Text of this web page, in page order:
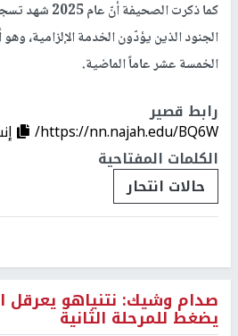
الجنود الذين يؤدّون الخدمة الإلزامية،
الخمسة عشر عاماً الماضية.
رابط قصير
https://nn.najah.edu/BQ6W/
الكلمات المفتاحية
حالات انتحار
صدام وشيك: نتنياهو يعرقل
يضغط للمرحلة الثانية